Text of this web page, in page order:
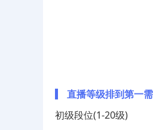
直播等级排到第一
初级段位(1-20级)